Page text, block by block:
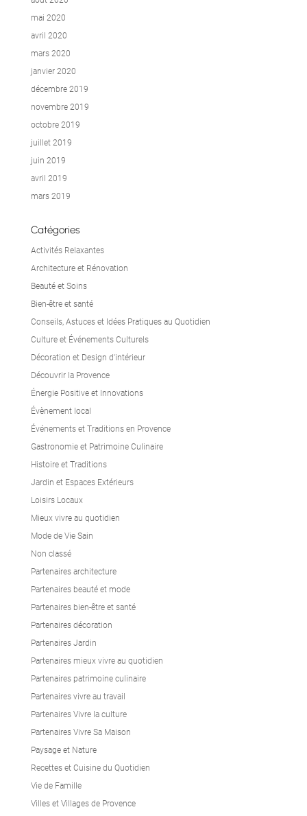
mai 2020
avril 2020
mars 2020
janvier 2020
décembre 2019
novembre 2019
octobre 2019
juillet 2019
juin 2019
avril 2019
mars 2019
Catégories
Activités Relaxantes
Architecture et Rénovation
Beauté et Soins
Bien-être et santé
Conseils, Astuces et Idées Pratiques au Quotidien
Culture et Événements Culturels
Décoration et Design d'intérieur
Découvrir la Provence
Énergie Positive et Innovations
Évènement local
Événements et Traditions en Provence
Gastronomie et Patrimoine Culinaire
Histoire et Traditions
Jardin et Espaces Extérieurs
Loisirs Locaux
Mieux vivre au quotidien
Mode de Vie Sain
Non classé
Partenaires architecture
Partenaires beauté et mode
Partenaires bien-être et santé
Partenaires décoration
Partenaires Jardin
Partenaires mieux vivre au quotidien
Partenaires patrimoine culinaire
Partenaires vivre au travail
Partenaires Vivre la culture
Partenaires Vivre Sa Maison
Paysage et Nature
Recettes et Cuisine du Quotidien
Vie de Famille
Villes et Villages de Provence